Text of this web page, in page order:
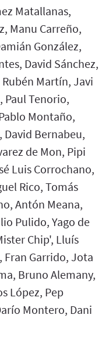
Matallanas,
Manu Carreño,
González,
David Sánchez,
Martín, Javi
Paul Tenorio,
Montaño,
David Bernabeu,
de Mon, Pipi
Luis Corrochano,
Rico, Tomás
Antón Meana,
Pulido, Yago de
Chip', Lluís
Fran Garrido, Jota
Bruno Alemany,
López, Pep
Montero, Dani